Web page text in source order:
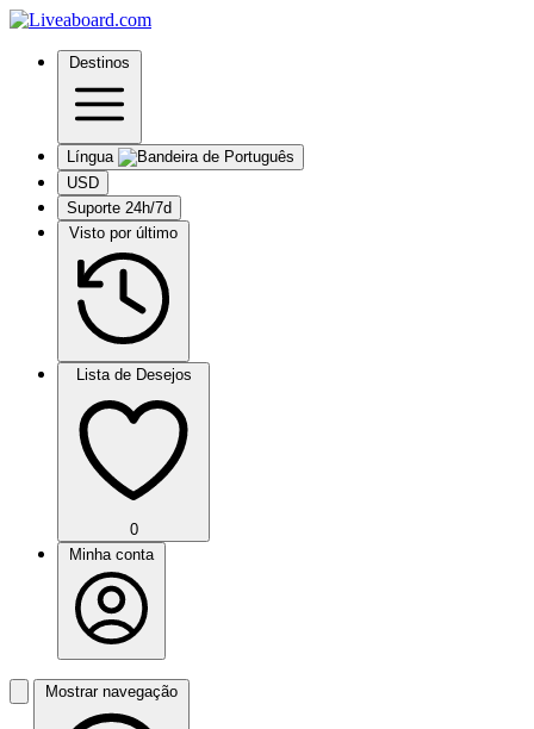
Destinos
Língua
USD
Suporte 24h/7d
Visto por último
Lista de Desejos
0
Minha conta
Mostrar navegação